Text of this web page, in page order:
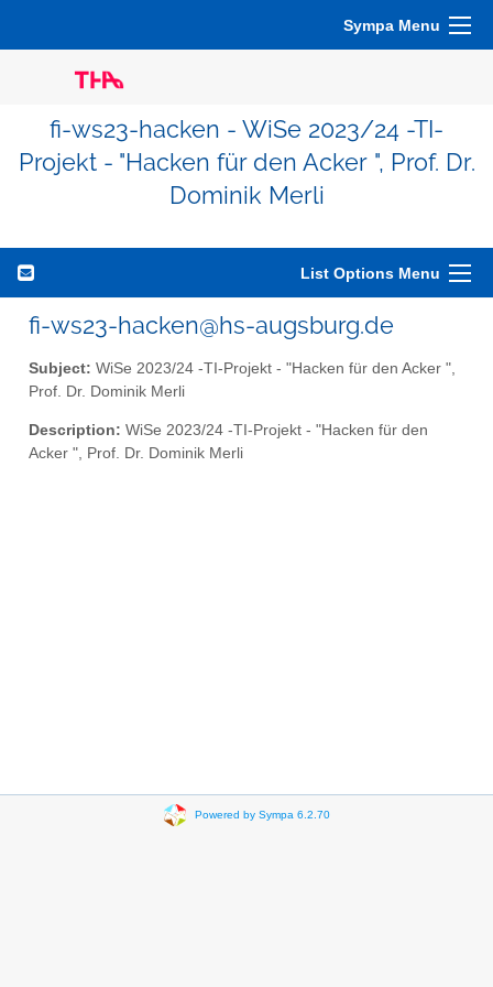
Sympa Menu
fi-ws23-hacken - WiSe 2023/24 -TI-
Projekt - "Hacken für den Acker ", Prof. Dr.
Dominik Merli
List Options Menu
fi-ws23-hacken@hs-augsburg.de
Subject: WiSe 2023/24 -TI-Projekt - "Hacken für den Acker ",
Prof. Dr. Dominik Merli
Description: WiSe 2023/24 -TI-Projekt - "Hacken für den
Acker ", Prof. Dr. Dominik Merli
Powered by Sympa 6.2.70